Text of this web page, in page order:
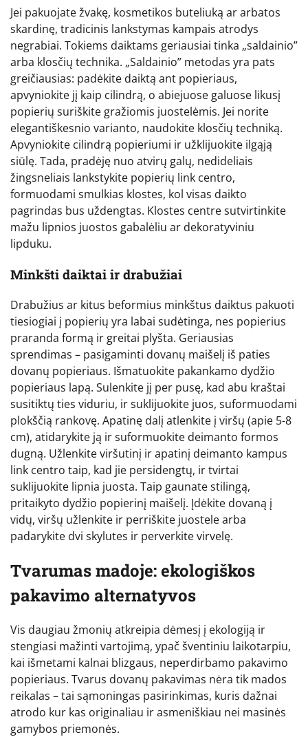
Jei pakuojate žvakę, kosmetikos buteliuką ar arbatos
skardinę, tradicinis lankstymas kampais atrodys
negrabiai. Tokiems daiktams geriausiai tinka „saldainio”
arba klosčių technika. „Saldainio” metodas yra pats
greičiausias: padėkite daiktą ant popieriaus,
apvyniokite jį kaip cilindrą, o abiejuose galuose likusį
popierių suriškite gražiomis juostelėmis. Jei norite
elegantiškesnio varianto, naudokite klosčių techniką.
Apvyniokite cilindrą popieriumi ir užklijuokite ilgąją
siūlę. Tada, pradėję nuo atvirų galų, nedideliais
žingsneliais lankstykite popierių link centro,
formuodami smulkias klostes, kol visas daikto
pagrindas bus uždengtas. Klostes centre sutvirtinkite
mažu lipnios juostos gabalėliu ar dekoratyviniu
lipduku.
Minkšti daiktai ir drabužiai
Drabužius ar kitus beformius minkštus daiktus pakuoti
tiesiogiai į popierių yra labai sudėtinga, nes popierius
praranda formą ir greitai plyšta. Geriausias
sprendimas – pasigaminti dovanų maišelį iš paties
dovanų popieriaus. Išmatuokite pakankamo dydžio
popieriaus lapą. Sulenkite jį per pusę, kad abu kraštai
susitiktų ties viduriu, ir suklijuokite juos, suformuodami
plokščią rankovę. Apatinę dalį atlenkite į viršų (apie 5-8
cm), atidarykite ją ir suformuokite deimanto formos
dugną. Užlenkite viršutinį ir apatinį deimanto kampus
link centro taip, kad jie persidengtų, ir tvirtai
suklijuokite lipnia juosta. Taip gaunate stilingą,
pritaikyto dydžio popierinį maišelį. Įdėkite dovaną į
vidų, viršų užlenkite ir perriškite juostele arba
padarykite dvi skylutes ir perverkite virvelę.
Tvarumas madoje: ekologiškos
pakavimo alternatyvos
Vis daugiau žmonių atkreipia dėmesį į ekologiją ir
stengiasi mažinti vartojimą, ypač šventiniu laikotarpiu,
kai išmetami kalnai blizgaus, neperdirbamo pakavimo
popieriaus. Tvarus dovanų pakavimas nėra tik mados
reikalas – tai sąmoningas pasirinkimas, kuris dažnai
atrodo kur kas originaliau ir asmeniškiau nei masinės
gamybos priemonės.